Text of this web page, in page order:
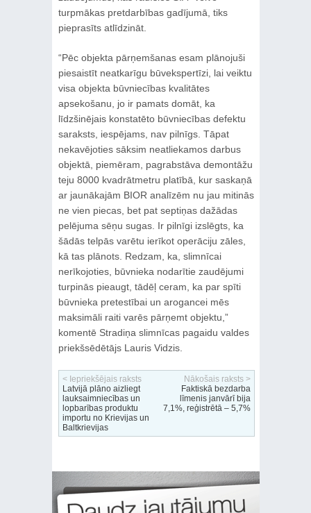
turpmākas pretdarbības gadījumā, tiks
pieprasīts atlīdzināt.
“Pēc objekta pārņemšanas esam plānojuši
piesaistīt neatkarīgu būvekspertīzi, lai veiktu
visa objekta būvniecības kvalitātes
apsekošanu, jo ir pamats domāt, ka
līdzšinējais konstatēto būvniecības defektu
saraksts, iespējams, nav pilnīgs. Tāpat
nekavējoties sāksim neatliekamos darbus
objektā, piemēram, pagrabstāva demontāžu
teju 8000 kvadrātmetru platībā, kur saskaņā
ar jaunākajām BIOR analīzēm nu jau mitinās
ne vien piecas, bet pat septiņas dažādas
pelējuma sēņu sugas. Ir pilnīgi izslēgts, ka
šādās telpās varētu ierīkot operāciju zāles,
kā tas plānots. Redzam, ka, slimnīcai
nerīkojoties, būvnieka nodarītie zaudējumi
turpinās pieaugt, tādēļ ceram, ka par spīti
būvnieka pretestībai un arogancei mēs
maksimāli raiti varēs pārņemt objektu,”
komentē Stradiņa slimnīcas pagaidu valdes
priekšsēdētājs Lauris Vidzis.
< Iepriekšējais raksts
Latvijā plāno aizliegt
lauksaimniecības un
lopbarības produktu
importu no Krievijas un
Baltkrievijas
Nākošais raksts >
Faktiskā bezdarba
līmenis janvārī bija
7,1%, reģistrētā – 5,7%